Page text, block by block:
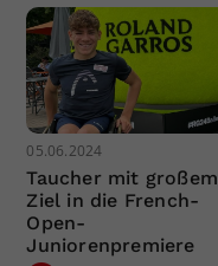
05.06.2024
Taucher mit großem
Ziel in die French-
Open-
Juniorenpremiere